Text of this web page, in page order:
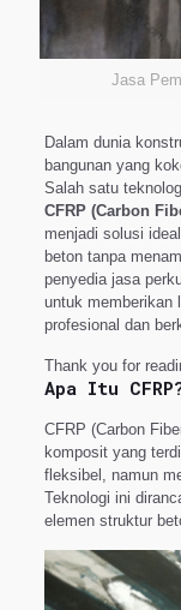
Jasa
Dalam dunia
bangunan yang
Salah satu
CFRP (Carbon
menjadi solusi
beton tanpa
penyedia jasa
untuk memberikan
profesional dan
Thank you for
Apa Itu
CFRP (Carbon
komposit yang
fleksibel, namun
Teknologi ini
elemen struktur